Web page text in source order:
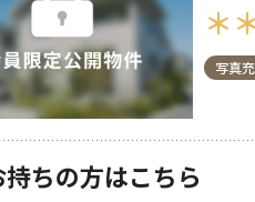
＊
写真
ちの方はこちら